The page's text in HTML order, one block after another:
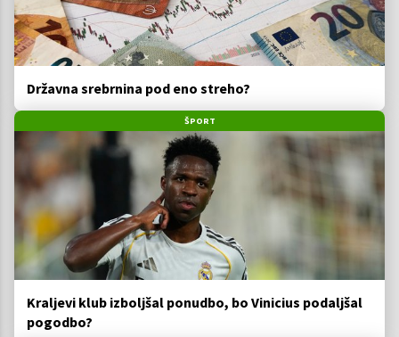
Državna srebrnina pod eno streho?
ŠPORT
Kraljevi klub izboljšal ponudbo, bo Vinicius podaljšal
pogodbo?